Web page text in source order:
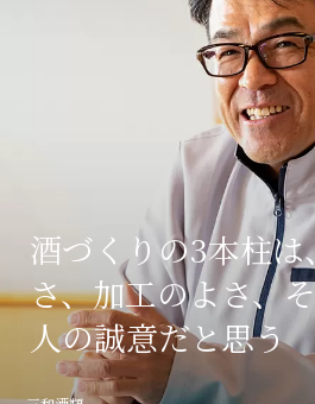
・
・
・
・
・
・
by SANWA SHURUI
三和酒類の酒造り
about CCRN
麹プロジェクト
酒づくりの3本柱
さ、加工のよさ、
人の誠意だと思う